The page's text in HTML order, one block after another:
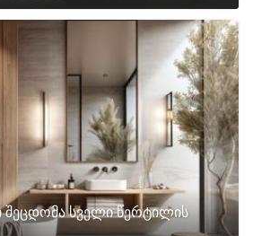
შეცდომა სველი წერტილის